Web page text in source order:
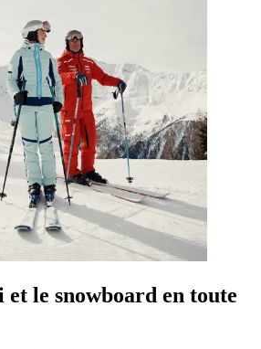
et le snowboard en toute